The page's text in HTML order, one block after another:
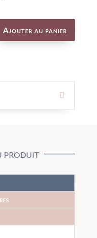
Ajouter au panier
produit